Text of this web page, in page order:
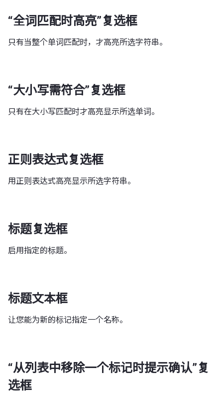
“全词匹配时高亮”复选框
只有当整个单词匹配时，才高亮所选字符串。
“大小写需符合”复选框
只有在大小写匹配时才高亮显示所选单词。
正则表达式复选框
用正则表达式高亮显示所选字符串。
标题复选框
启用指定的标题。
标题文本框
让您能为新的标记指定一个名称。
“从列表中移除一个标记时提示确认”复
选框